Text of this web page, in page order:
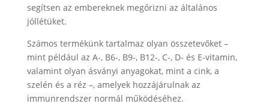
segítsen az embereknek megőrizni az általános
jóllétüket.
Számos termékünk tartalmaz olyan összetevőket –
mint például az A-, B6-, B9-, B12-, C-, D- és E-vitamin,
valamint olyan ásványi anyagokat, mint a cink, a
szelén és a réz –, amelyek hozzájárulnak az
immunrendszer normál működéséhez.